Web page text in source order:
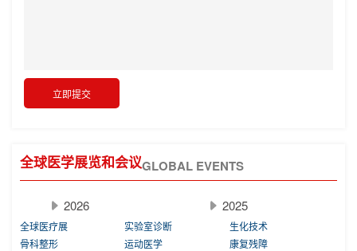
全球医学展览和会议GLOBAL EVENTS
2026 2025
全球医疗展 实验室诊断
生化技术
骨科整形
运动医学
康复残障